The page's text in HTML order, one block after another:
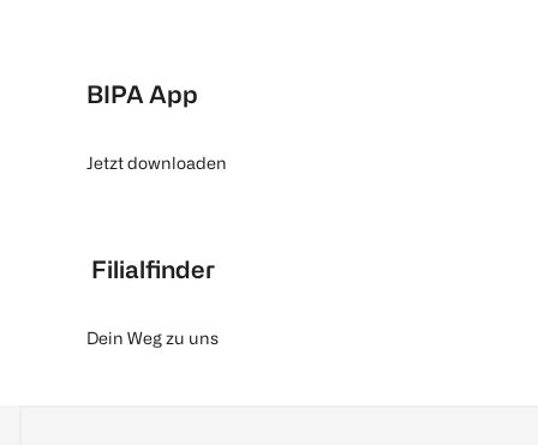
BIPA App
Jetzt downloaden
Filialfinder
Dein Weg zu uns